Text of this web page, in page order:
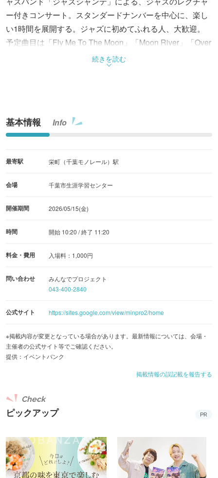
ー付きコンサート。スタンダードナンバーを中心に、楽し
い1時間を展開する。ジャズに初めてふれる人、大歓迎。
予定曲目は「Fly Me To The Moon」「Moon River」「Over
続きを読む
基本情報 Info
最寄駅 栄町（千葉モノレール）駅
会場 千葉市生涯学習センター
開催期間 2026/05/15(金)
時間 開始 10:20 / 終了 11:20
料金・費用 入場料：1,000円
問い合わせ
みんなでプロジェクト
043-400-2840
公式サイト https://sites.google.com/view/minpro2/home
※掲載内容が変更となっている場合があります。最新情報については、会場・
主催者の公式サイト等でご確認ください。
提供：イベントバンク
掲載情報の誤記載を報告する
ピックアップ
Check
PR